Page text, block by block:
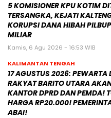
5 KOMISIONER KPU KOTIM
TERSANGKA, KEJATI
KORUPSI DANA HIBAH
MILIAR
Kamis, 6 Agu 2026 - 16:53 WIB
KALIMANTAN TENGAH
17 AGUSTUS 2026: PEWARTA
RAKYAT BARITO UTARA
KANTOR DPRD DAN PEMDA!
HARGA RP20.000!
ABAI!